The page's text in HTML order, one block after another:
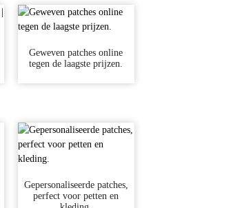
Geweven patches online
tegen de laagste prijzen.
Gepersonaliseerde patches,
perfect voor petten en